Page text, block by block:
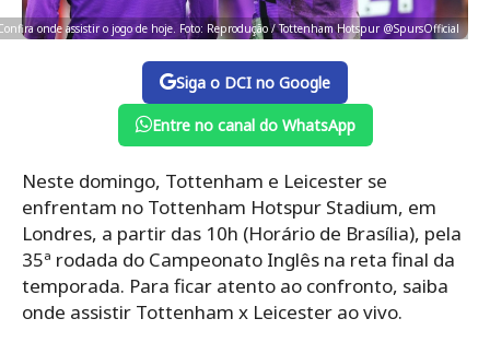
onde assistir o jogo de hoje. Foto: Reprodução / Tottenham Hotspur @SpursOfficial
Siga o DCI no Google
Entre no canal do WhatsApp
Neste domingo, Tottenham e Leicester se
enfrentam no Tottenham Hotspur Stadium, em
Londres, a partir das 10h (Horário de Brasília), pela
35ª rodada do Campeonato Inglês na reta final da
temporada. Para ficar atento ao confronto, saiba
onde assistir Tottenham x Leicester ao vivo.